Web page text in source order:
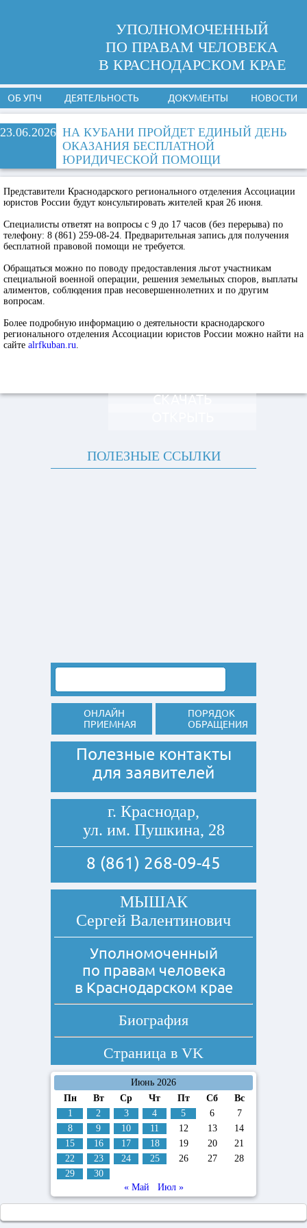
УПОЛНОМОЧЕННЫЙ
ПО ПРАВАМ ЧЕЛОВЕКА
В КРАСНОДАРСКОМ КРАЕ
ОБ УПЧ ДЕЯТЕЛЬНОСТЬ ДОКУМЕНТЫ НОВОСТИ
23.06.2026 НА КУБАНИ ПРОЙДЕТ ЕДИНЫЙ ДЕНЬ
ОКАЗАНИЯ БЕСПЛАТНОЙ
ЮРИДИЧЕСКОЙ ПОМОЩИ
Представители Краснодарского регионального отделения Ассоциации
юристов России будут консультировать жителей края 26 июня.
Специалисты ответят на вопросы с 9 до 17 часов (без перерыва) по
телефону: 8 (861) 259-08-24. Предварительная запись для получения
бесплатной правовой помощи не требуется.
Обращаться можно по поводу предоставления льгот участникам
специальной военной операции, решения земельных споров, выплаты
алиментов, соблюдения прав несовершеннолетних и по другим
вопросам.
Более подробную информацию о деятельности краснодарского
регионального отделения Ассоциации юристов России можно найти на
сайте alrfkuban.ru.
СКАЧАТЬ
ПОЛЕЗНЫЕ ССЫЛКИ
ОНЛАЙН
ПРИЕМНАЯ
ПОРЯДОК
ОБРАЩЕНИЯ
Полезные контакты
для заявителей
г. Краснодар,
ул. им. Пушкина, 28
8 (861) 268-09-45
МЫШАК
Сергей Валентинович
Уполномоченный
по правам человека
в Краснодарском крае
Биография
Страница в VK
Июнь 2026
Пн
Вт Ср Чт Пт Сб
Вс
1
2 3 4 5 6
7
8
9 10 11 12 13
14
15
16 17 18 19 20
21
22
23 24 25 26 27
28
29
30
« Май
Июл »